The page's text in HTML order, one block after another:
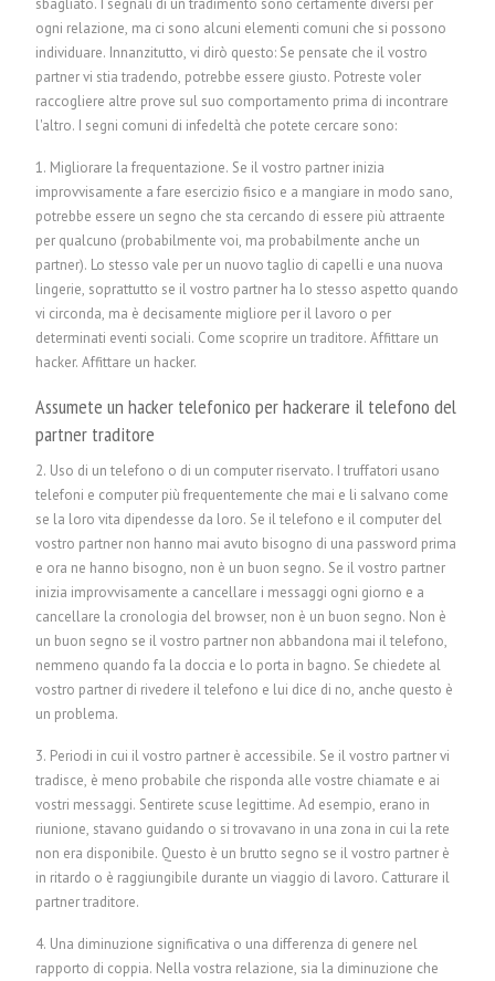
ogni relazione, ma ci sono alcuni elementi comuni che si possono
individuare. Innanzitutto, vi dirò questo: Se pensate che il vostro
partner vi stia tradendo, potrebbe essere giusto. Potreste voler
raccogliere altre prove sul suo comportamento prima di incontrare
l'altro. I segni comuni di infedeltà che potete cercare sono:
1. Migliorare la frequentazione. Se il vostro partner inizia
improvvisamente a fare esercizio fisico e a mangiare in modo sano,
potrebbe essere un segno che sta cercando di essere più attraente
per qualcuno (probabilmente voi, ma probabilmente anche un
partner). Lo stesso vale per un nuovo taglio di capelli e una nuova
lingerie, soprattutto se il vostro partner ha lo stesso aspetto quando
vi circonda, ma è decisamente migliore per il lavoro o per
determinati eventi sociali. Come scoprire un traditore.Affittare un
hacker.Affittare un hacker.
Assumete un hacker telefonico per hackerare il telefono del
partner traditore
2. Uso di un telefono o di un computer riservato. I truffatori usano
telefoni e computer più frequentemente che mai e li salvano come
se la loro vita dipendesse da loro. Se il telefono e il computer del
vostro partner non hanno mai avuto bisogno di una password prima
e ora ne hanno bisogno, non è un buon segno. Se il vostro partner
inizia improvvisamente a cancellare i messaggi ogni giorno e a
cancellare la cronologia del browser, non è un buon segno. Non è
un buon segno se il vostro partner non abbandona mai il telefono,
nemmeno quando fa la doccia e lo porta in bagno. Se chiedete al
vostro partner di rivedere il telefono e lui dice di no, anche questo è
un problema.
3. Periodi in cui il vostro partner è accessibile. Se il vostro partner vi
tradisce, è meno probabile che risponda alle vostre chiamate e ai
vostri messaggi. Sentirete scuse legittime. Ad esempio, erano in
riunione, stavano guidando o si trovavano in una zona in cui la rete
non era disponibile. Questo è un brutto segno se il vostro partner è
in ritardo o è raggiungibile durante un viaggio di lavoro. Catturare il
partner traditore.
4. Una diminuzione significativa o una differenza di genere nel
rapporto di coppia. Nella vostra relazione, sia la diminuzione che